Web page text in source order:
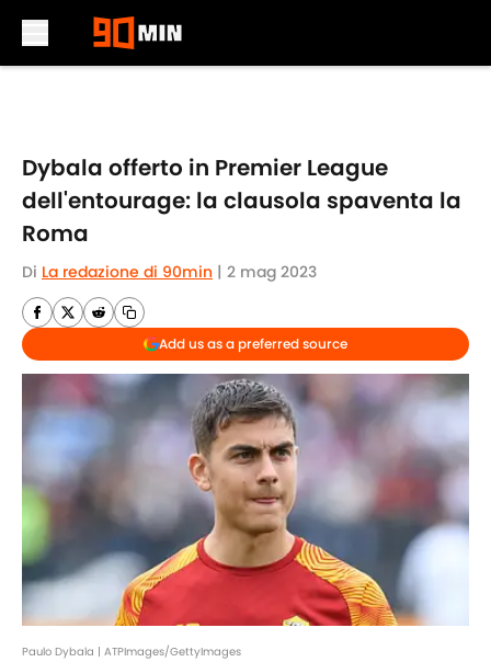
Dybala offerto in Premier League
dell'entourage: la clausola spaventa la
Roma
Di La redazione di 90min | 2 mag 2023
Add us as a preferred source
Paulo Dybala | ATPImages/GettyImages